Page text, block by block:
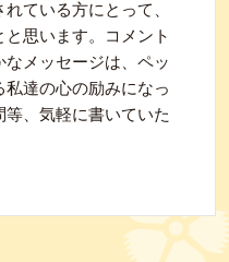
ている方にとって、
思います。コメント
メッセージは、ペッ
私達の心の励みになっ
、気軽に書いていた